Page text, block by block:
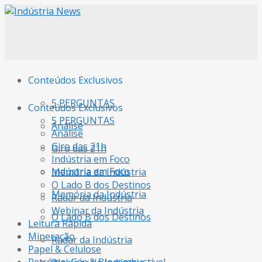
Conteúdos Exclusivos
5 PERGUNTAS
Análise
Giro das 21h
Indústria em Foco
Memória da Indústria
O Lado B dos Destinos
Radar da Indústria
Conteúdos Exclusivos
5 PERGUNTAS
Análise
Giro das 21h
Indústria em Foco
Memória da Indústria
O Lado B dos Destinos
Radar da Indústria
Webinar da Indústria
Leitura Rápida
Mineração
Papel & Celulose